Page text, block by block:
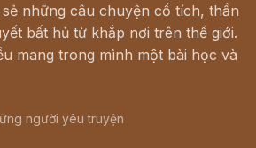
những câu chuyện cổ tích, thần
bất hủ từ khắp nơi trên thế giới.
mang trong mình một bài học và
người yêu truyện